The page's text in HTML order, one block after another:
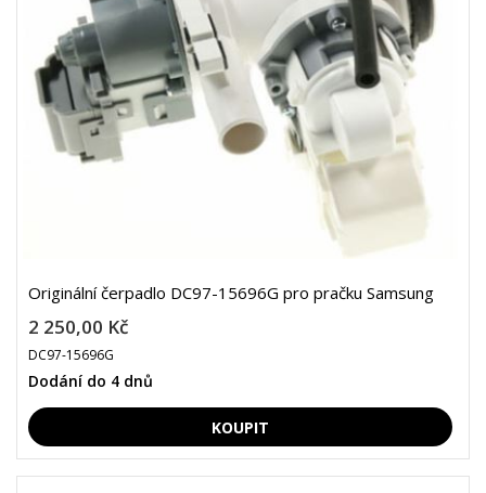
Originální čerpadlo DC97-15696G pro pračku Samsung
2 250,00 Kč
DC97-15696G
Dodání do 4 dnů